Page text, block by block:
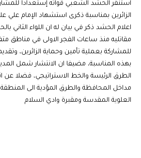
أستنفر الحشد الشعبي قواته إستعداداً
الزائرين بمناسبة ذكرى استشهاد الإمام علي
اعلام الحشد ذكر في بيان له ان اللواء الثاني
مقاتليه منذ ساعات الفجر الاولى في مناطق
للمشاركة بعملية تأمين وحماية الزائرين،
بهذه المناسبة، مضيفا ان الانتشار شمل
الطرق الرئيسة والخط الاستراتيجي، فضلا
مداخل المحافظة والطرق المؤدية الى
العلوية المقدسة ومقبرة وادي السلام